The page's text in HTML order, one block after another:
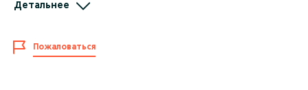
Мы явл. Крупнейшим поставщиком автозапчастей для
-Качество и оптовые цены.
-Запчасти в наличие и под заказ.
Детальнее
Пожаловаться